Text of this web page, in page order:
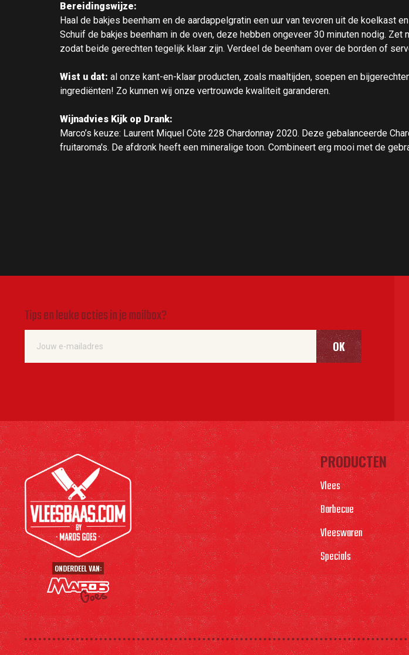
Bereidingswijze:
Haal de bakjes beenham en de aardappelgratin een uur van tevoren uit de koelkast
Schuif de bakjes beenham in de oven, deze hebben ongeveer 30 minuten nodig.
zodat beide gerechten tegelijk klaar zijn. Verdeel de beenham over de borden of
Wist u dat: al onze kant-en-klaar producten, zoals maaltijden, soepen en
ingrediënten! Zo kunnen wij onze vertrouwde kwaliteit garanderen.
Wijnadvies Kijk op Drank:
Marco’s keuze: Laurent Miquel Côte 228 Chardonnay 2020. Deze gebalanceerde
fruitaroma's. De afdronk heeft een mineralige toon. Combineert erg mooi met de
Tips en leuke acties in je mailbox?
OK
ONDERDEEL VAN:
PRODUCTEN
Vlees
Barbecue
Vleeswaren
Specials